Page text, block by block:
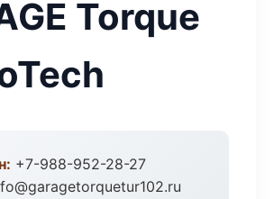
Torque
+7-988-952-28-27